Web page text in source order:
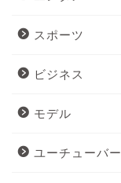
スポーツ
ビジネス
モデル
ユーチューバー